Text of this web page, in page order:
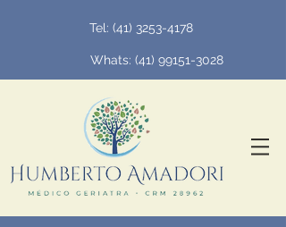
Tel: (41) 3253-4178
Whats: (41) 99151-3028